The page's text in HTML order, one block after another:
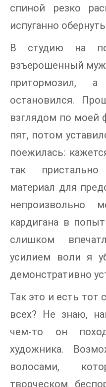
спиной резко
испуганно
В студию на
взъерошенный
притормозил,
остановился.
взглядом по моей
пят, потом
поежилась:
так
материал для
непроизвольно
кардигана в
слишком
усилием воли я
демонстративно
Так это и есть
всех? Не знаю,
чем-то он
художника.
волосами,
творческом